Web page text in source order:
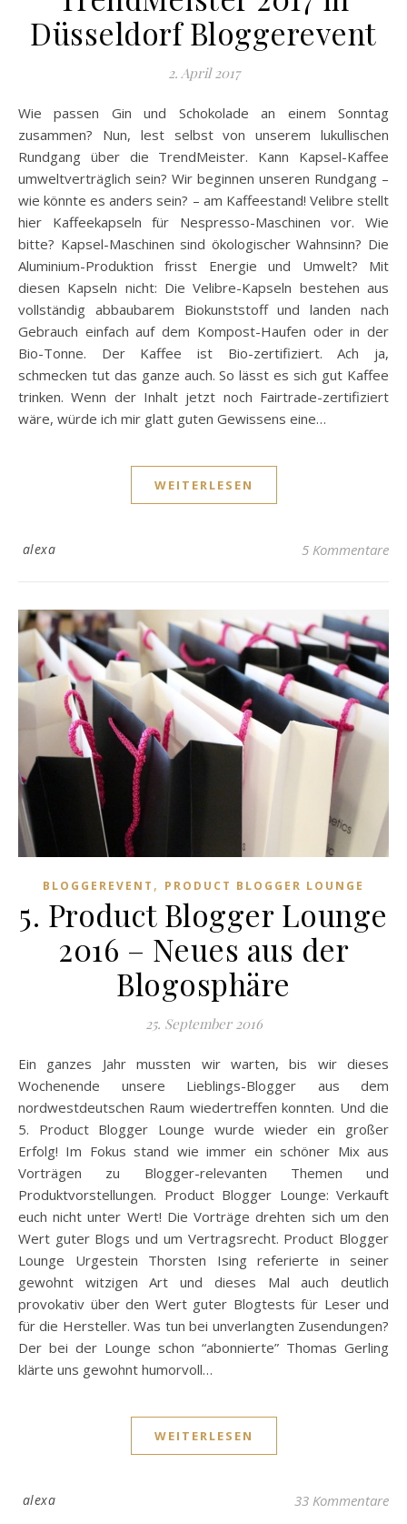
Düsseldorf Bloggerevent
2. April 2017
Wie passen Gin und Schokolade an einem Sonntag
zusammen? Nun, lest selbst von unserem lukullischen
Rundgang über die TrendMeister. Kann Kapsel-Kaffee
umweltverträglich sein? Wir beginnen unseren Rundgang –
wie könnte es anders sein? – am Kaffeestand! Velibre stellt
hier Kaffeekapseln für Nespresso-Maschinen vor. Wie
bitte? Kapsel-Maschinen sind ökologischer Wahnsinn? Die
Aluminium-Produktion frisst Energie und Umwelt? Mit
diesen Kapseln nicht: Die Velibre-Kapseln bestehen aus
vollständig abbaubarem Biokunststoff und landen nach
Gebrauch einfach auf dem Kompost-Haufen oder in der
Bio-Tonne. Der Kaffee ist Bio-zertifiziert. Ach ja,
schmecken tut das ganze auch. So lässt es sich gut Kaffee
trinken. Wenn der Inhalt jetzt noch Fairtrade-zertifiziert
wäre, würde ich mir glatt guten Gewissens eine…
WEITERLESEN
alexa 5 Kommentare
BLOGGEREVENT , PRODUCT BLOGGER LOUNGE
5. Product Blogger Lounge
2016 – Neues aus der
Blogosphäre
25. September 2016
Ein ganzes Jahr mussten wir warten, bis wir dieses
Wochenende unsere Lieblings-Blogger aus dem
nordwestdeutschen Raum wiedertreffen konnten. Und die
5. Product Blogger Lounge wurde wieder ein großer
Erfolg! Im Fokus stand wie immer ein schöner Mix aus
Vorträgen zu Blogger-relevanten Themen und
Produktvorstellungen. Product Blogger Lounge: Verkauft
euch nicht unter Wert! Die Vorträge drehten sich um den
Wert guter Blogs und um Vertragsrecht. Product Blogger
Lounge Urgestein Thorsten Ising referierte in seiner
gewohnt witzigen Art und dieses Mal auch deutlich
provokativ über den Wert guter Blogtests für Leser und
für die Hersteller. Was tun bei unverlangten Zusendungen?
Der bei der Lounge schon “abonnierte” Thomas Gerling
klärte uns gewohnt humorvoll…
WEITERLESEN
alexa 33 Kommentare